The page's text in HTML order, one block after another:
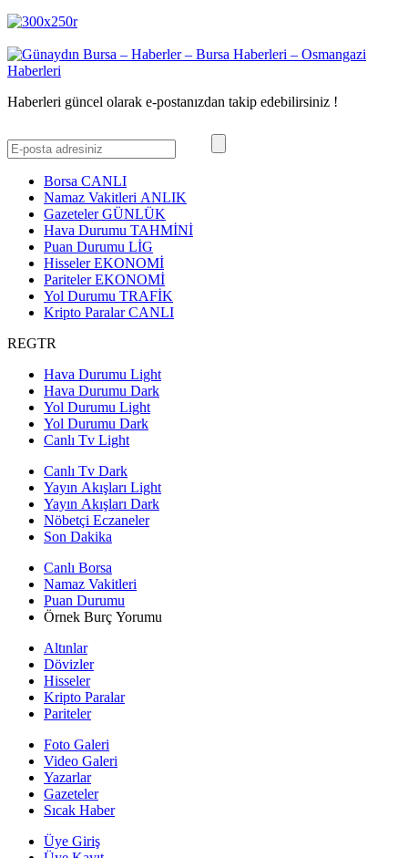
Haberleri güncel olarak e-postanızdan takip edebilirsiniz !
Borsa CANLI
Namaz Vakitleri ANLIK
GazetelerGÜNLÜK
Hava Durumu TAHMİNİ
Puan Durumu LİG
HisselerEKONOMİ
ParitelerEKONOMİ
Yol Durumu TRAFİK
Kripto ParalarCANLI
REGTR
Hava Durumu Light
Hava Durumu Dark
Yol Durumu Light
Yol Durumu Dark
Canlı Tv Light
Canlı Tv Dark
Yayın Akışları Light
Yayın Akışları Dark
Nöbetçi Eczaneler
Son Dakika
Canlı Borsa
Namaz Vakitleri
Puan Durumu
Örnek Burç Yorumu
Altınlar
Dövizler
Hisseler
Kripto Paralar
Pariteler
Foto Galeri
Video Galeri
Yazarlar
Gazeteler
Sıcak Haber
Üye Giriş